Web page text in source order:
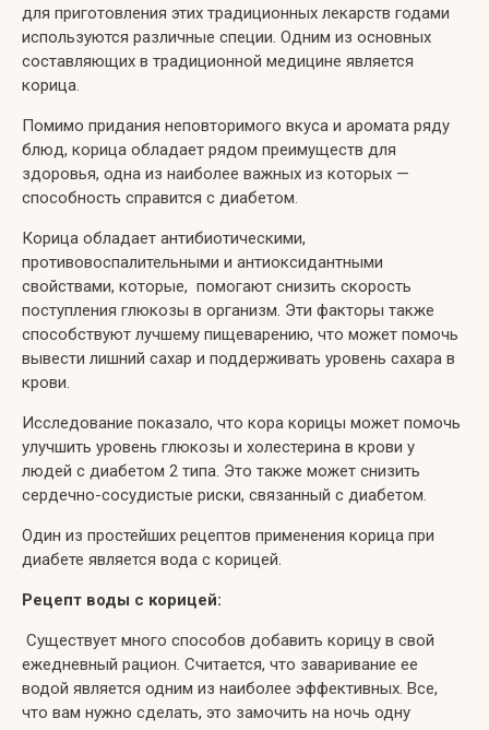
для приготовления этих традиционных лекарств годами
используются различные специи. Одним из основных
составляющих в традиционной медицине является
корица.
Помимо придания неповторимого вкуса и аромата ряду
блюд, корица обладает рядом преимуществ для
здоровья, одна из наиболее важных из которых —
способность справится с диабетом.
Корица обладает антибиотическими,
противовоспалительными и антиоксидантными
свойствами, которые, помогают снизить скорость
поступления глюкозы в организм. Эти факторы также
способствуют лучшему пищеварению, что может помочь
вывести лишний сахар и поддерживать уровень сахара в
крови.
Исследование показало, что кора корицы может помочь
улучшить уровень глюкозы и холестерина в крови у
людей с диабетом 2 типа. Это также может снизить
сердечно-сосудистые риски, связанный с диабетом.
Один из простейших рецептов применения корица при
диабете является вода с корицей.
Рецепт воды с корицей:
Существует много способов добавить корицу в свой
ежедневный рацион. Считается, что заваривание ее
водой является одним из наиболее эффективных. Все,
что вам нужно сделать, это замочить на ночь одну